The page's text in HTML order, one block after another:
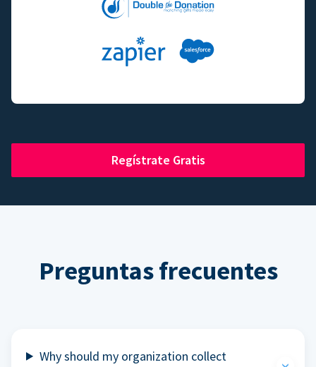
Regístrate Gratis
Preguntas frecuentes
Why should my organization collect